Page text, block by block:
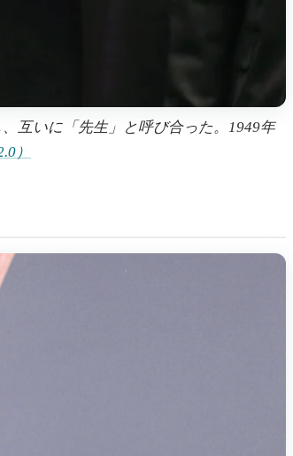
互いに「先生」と呼び合った。1949年
）